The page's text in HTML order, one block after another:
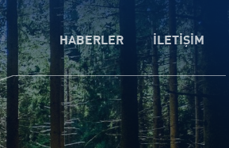
HABERLER İLETİŞİM